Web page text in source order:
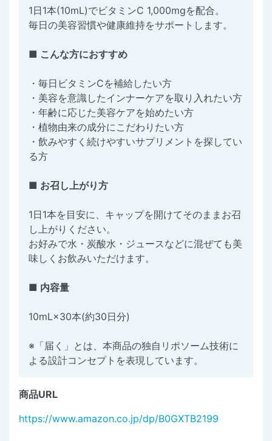
1日1本(10mL)でビタミンC 1,000mgを配合。
毎日の美容習慣や健康維持をサポートします。
■ こんな方におすすめ
・毎日ビタミンCを補給したい方
・美容を意識したインナーケアを取り入れたい方
・年齢に応じた美容ケアを始めたい方
・植物由来の成分にこだわりたい方
・飲みやすく続けやすいサプリメントを探してい
る方
■ お召し上がり方
1日1本を目安に、キャップを開けてそのままお召
し上がりください。
お好みで水・炭酸水・ジュースなどに混ぜても美
味しくお飲みいただけます。
■ 内容量
10mL×30本(約30日分)
※「届く」とは、本商品の独自リポソーム技術に
よる設計コンセプトを表現しています。
商品URL
https://www.amazon.co.jp/dp/B0GXTB2199